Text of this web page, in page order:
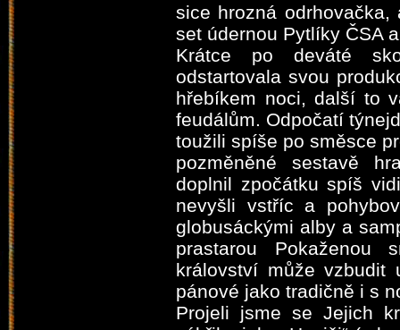
sice hrozná odrhovačka,
set údernou Pytlíky ČSA
Krátce po deváté
odstartovala svou
hřebíkem noci, další to
feudálům. Odpočatí
toužili spíše po směsce
pozměněné sestavě
doplnil zpočátku spíš
nevyšli vstříc a
globusáckými alby a
prastarou Pokaženou
království může vzbudit
pánové jako tradičně i s
Projeli jsme se Jejich